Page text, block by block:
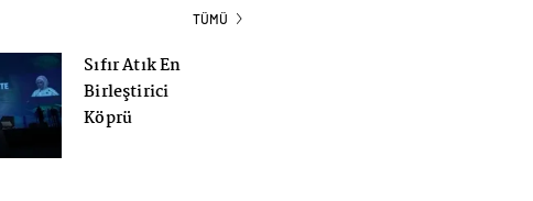
TÜMÜ
Sıfır Atık En
Birleştirici
Köprü